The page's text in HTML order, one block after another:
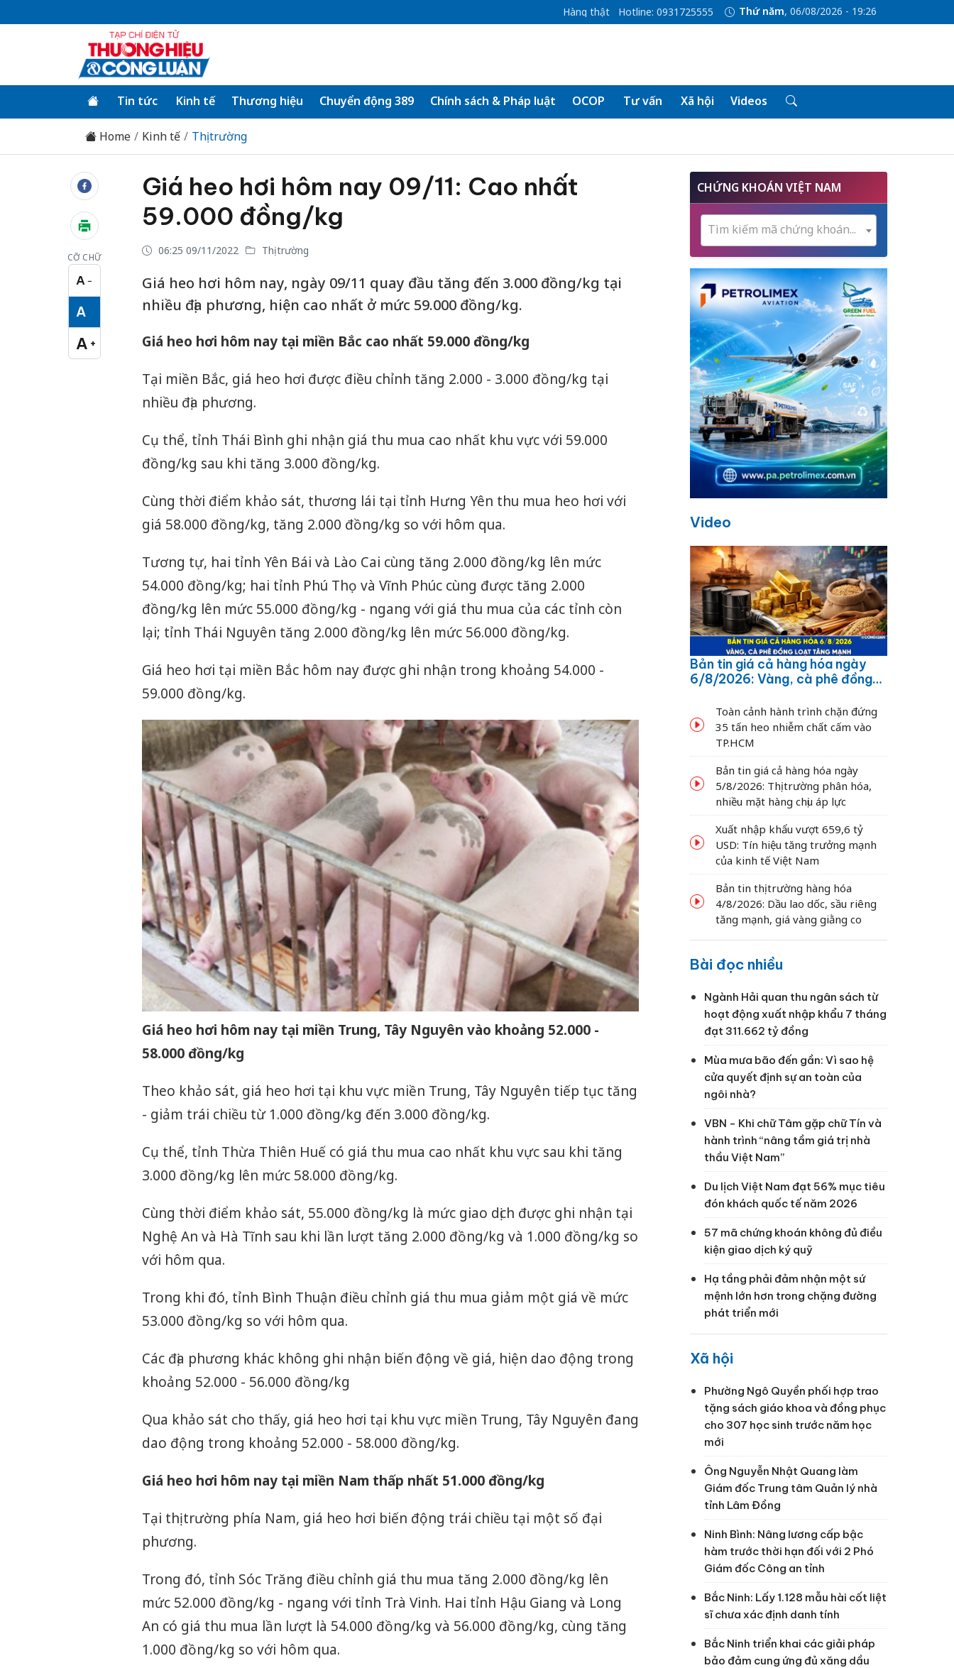
Hàng thật Hotline: 0931725555 Thứ năm, 06/08/2026 - 19:26
Tin tức Kinh tế Thương hiệu Chuyển động 389 Chính sách & Pháp luật OCOP Tư vấn Xã hội Videos
Home Kinh tế Thị trường
CỠ CHỮ
A −
Cỡ chữ nhỏ
A
Cỡ chữ vừa
A +
Cỡ chữ lớn
Giá heo hơi hôm nay 09/11: Cao nhất
59.000 đồng/kg
06:25 09/11/2022 Thị trường
Giá heo hơi hôm nay, ngày 09/11 quay đầu tăng đến 3.000 đồng/kg tại
nhiều địa phương, hiện cao nhất ở mức 59.000 đồng/kg.
Giá heo hơi hôm nay tại miền Bắc cao nhất 59.000 đồng/kg
Tại miền Bắc, giá heo hơi được điều chỉnh tăng 2.000 - 3.000 đồng/kg tại
nhiều địa phương.
Cụ thể, tỉnh Thái Bình ghi nhận giá thu mua cao nhất khu vực với 59.000
đồng/kg sau khi tăng 3.000 đồng/kg.
Cùng thời điểm khảo sát, thương lái tại tỉnh Hưng Yên thu mua heo hơi với
giá 58.000 đồng/kg, tăng 2.000 đồng/kg so với hôm qua.
Tương tự, hai tỉnh Yên Bái và Lào Cai cùng tăng 2.000 đồng/kg lên mức
54.000 đồng/kg; hai tỉnh Phú Thọ và Vĩnh Phúc cùng được tăng 2.000
đồng/kg lên mức 55.000 đồng/kg - ngang với giá thu mua của các tỉnh còn
lại; tỉnh Thái Nguyên tăng 2.000 đồng/kg lên mức 56.000 đồng/kg.
Giá heo hơi tại miền Bắc hôm nay được ghi nhận trong khoảng 54.000 -
59.000 đồng/kg.
Giá heo hơi hôm nay tại miền Trung, Tây Nguyên vào khoảng 52.000 -
58.000 đồng/kg
Theo khảo sát, giá heo hơi tại khu vực miền Trung, Tây Nguyên tiếp tục tăng
- giảm trái chiều từ 1.000 đồng/kg đến 3.000 đồng/kg.
Cụ thể, tỉnh Thừa Thiên Huế có giá thu mua cao nhất khu vực sau khi tăng
3.000 đồng/kg lên mức 58.000 đồng/kg.
Cùng thời điểm khảo sát, 55.000 đồng/kg là mức giao dịch được ghi nhận tại
Nghệ An và Hà Tĩnh sau khi lần lượt tăng 2.000 đồng/kg và 1.000 đồng/kg so
với hôm qua.
Trong khi đó, tỉnh Bình Thuận điều chỉnh giá thu mua giảm một giá về mức
53.000 đồng/kg so với hôm qua.
Các địa phương khác không ghi nhận biến động về giá, hiện dao động trong
khoảng 52.000 - 56.000 đồng/kg
Qua khảo sát cho thấy, giá heo hơi tại khu vực miền Trung, Tây Nguyên đang
dao động trong khoảng 52.000 - 58.000 đồng/kg.
Giá heo hơi hôm nay tại miền Nam thấp nhất 51.000 đồng/kg
Tại thị trường phía Nam, giá heo hơi biến động trái chiều tại một số đại
phương.
Trong đó, tỉnh Sóc Trăng điều chỉnh giá thu mua tăng 2.000 đồng/kg lên
mức 52.000 đồng/kg - ngang với tỉnh Trà Vinh. Hai tỉnh Hậu Giang và Long
An có giá thu mua lần lượt là 54.000 đồng/kg và 56.000 đồng/kg, cùng tăng
1.000 đồng/kg so với hôm qua.
CHỨNG KHOÁN VIỆT NAM
Tìm kiếm mã chứng khoán...
Video
Bản tin giá cả hàng hóa ngày
6/8/2026: Vàng, cà phê đồng
Toàn cảnh hành trình chặn đứng
35 tấn heo nhiễm chất cấm vào
TP.HCM
Bản tin giá cả hàng hóa ngày
5/8/2026: Thị trường phân hóa,
nhiều mặt hàng chịu áp lực
Xuất nhập khẩu vượt 659,6 tỷ
USD: Tín hiệu tăng trưởng mạnh
của kinh tế Việt Nam
Bản tin thị trường hàng hóa
4/8/2026: Dầu lao dốc, sầu riêng
tăng mạnh, giá vàng giằng co
Bài đọc nhiều
Ngành Hải quan thu ngân sách từ
hoạt động xuất nhập khẩu 7 tháng
đạt 311.662 tỷ đồng
Mùa mưa bão đến gần: Vì sao hệ
cửa quyết định sự an toàn của
ngôi nhà?
VBN - Khi chữ Tâm gặp chữ Tín và
hành trình “nâng tầm giá trị nhà
thầu Việt Nam”
Du lịch Việt Nam đạt 56% mục tiêu
đón khách quốc tế năm 2026
57 mã chứng khoán không đủ điều
kiện giao dịch ký quỹ
Hạ tầng phải đảm nhận một sứ
mệnh lớn hơn trong chặng đường
phát triển mới
Xã hội
Phường Ngô Quyền phối hợp trao
tặng sách giáo khoa và đồng phục
cho 307 học sinh trước năm học
mới
Ông Nguyễn Nhật Quang làm
Giám đốc Trung tâm Quản lý nhà
tỉnh Lâm Đồng
Ninh Bình: Nâng lương cấp bậc
hàm trước thời hạn đối với 2 Phó
Giám đốc Công an tỉnh
Bắc Ninh: Lấy 1.128 mẫu hài cốt liệt
sĩ chưa xác định danh tính
Bắc Ninh triển khai các giải pháp
bảo đảm cung ứng đủ xăng dầu